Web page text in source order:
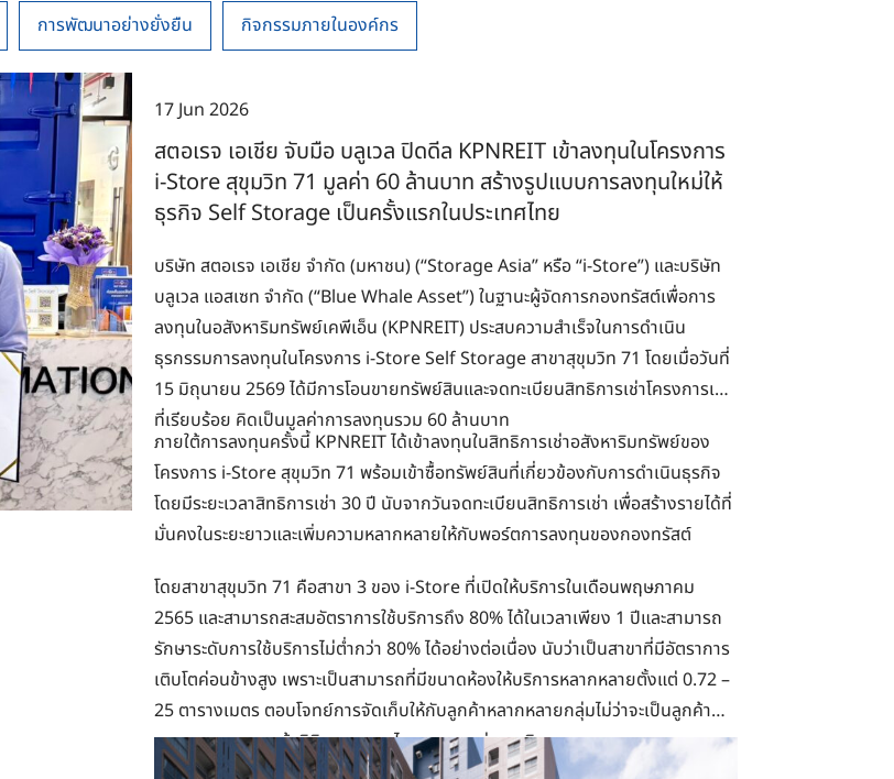
การพัฒนาอย่างยั่งยืน กิจกรรมภายในองค์กร
17 Jun 2026
สตอเรจ เอเชีย จับมือ บลูเวล ปิดดีล KPNREIT เข้าลงทุนในโครงการ
i-Store สุขุมวิท 71 มูลค่า 60 ล้านบาท สร้างรูปแบบการลงทุนใหม่ให้
ธุรกิจ Self Storage เป็นครั้งแรกในประเทศไทย
บริษัท สตอเรจ เอเชีย จำกัด (มหาชน) (“Storage Asia” หรือ “i-Store”) และบริษัท
บลูเวล แอสเซท จำกัด (“Blue Whale Asset”) ในฐานะผู้จัดการกองทรัสต์เพื่อการ
ลงทุนในอสังหาริมทรัพย์เคพีเอ็น (KPNREIT) ประสบความสำเร็จในการดำเนิน
ธุรกรรมการลงทุนในโครงการ i-Store Self Storage สาขาสุขุมวิท 71 โดยเมื่อวันที่
15 มิถุนายน 2569 ได้มีการโอนขายทรัพย์สินและจดทะเบียนสิทธิการเช่าโครงการเป็น
ที่เรียบร้อย คิดเป็นมูลค่าการลงทุนรวม 60 ล้านบาท
ภายใต้การลงทุนครั้งนี้ KPNREIT ได้เข้าลงทุนในสิทธิการเช่าอสังหาริมทรัพย์ของ
โครงการ i-Store สุขุมวิท 71 พร้อมเข้าซื้อทรัพย์สินที่เกี่ยวข้องกับการดำเนินธุรกิจ
โดยมีระยะเวลาสิทธิการเช่า 30 ปี นับจากวันจดทะเบียนสิทธิการเช่า เพื่อสร้างรายได้ที่
มั่นคงในระยะยาวและเพิ่มความหลากหลายให้กับพอร์ตการลงทุนของกองทรัสต์
โดยสาขาสุขุมวิท 71 คือสาขา 3 ของ i-Store ที่เปิดให้บริการในเดือนพฤษภาคม
2565 และสามารถสะสมอัตราการใช้บริการถึง 80% ได้ในเวลาเพียง 1 ปีและสามารถ
รักษาระดับการใช้บริการไม่ต่ำกว่า 80% ได้อย่างต่อเนื่อง นับว่าเป็นสาขาที่มีอัตราการ
เติบโตค่อนข้างสูง เพราะเป็นสามารถที่มีขนาดห้องให้บริการหลากหลายตั้งแต่ 0.72 –
25 ตารางเมตร ตอบโจทย์การจัดเก็บให้กับลูกค้าหลากหลายกลุ่มไม่ว่าจะเป็นลูกค้า
บุคคลธรรมดา ลูกค้านิติบุคคล ชาวไทย และชาวต่างชาติ